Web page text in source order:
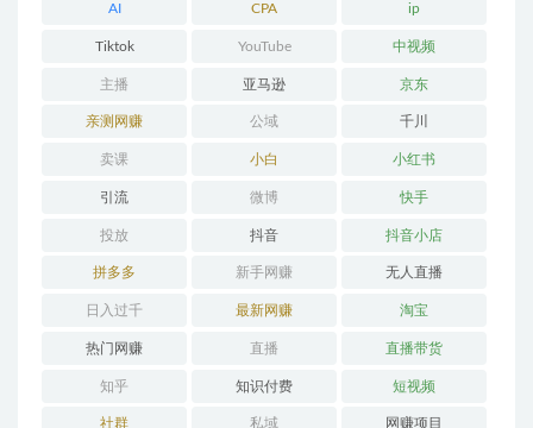
AI CPA ip
Tiktok YouTube 中视频
主播 亚马逊 京东
亲测网赚 公域 千川
卖课 小白 小红书
引流 微博 快手
投放 抖音 抖音小店
拼多多 新手网赚 无人直播
日入过千 最新网赚 淘宝
热门网赚 直播 直播带货
知乎 知识付费 短视频
社群 私域 网赚项目